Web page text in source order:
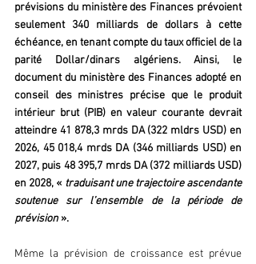
prévisions du ministère des Finances prévoient
seulement 340 milliards de dollars à cette
échéance, en tenant compte du taux officiel de la
parité Dollar/dinars algériens. Ainsi, le
document du ministère des Finances adopté en
conseil des ministres précise que le produit
intérieur brut (PIB) en valeur courante devrait
atteindre 41 878,3 mrds DA (322 mldrs USD) en
2026, 45 018,4 mrds DA (346 milliards USD) en
2027, puis 48 395,7 mrds DA (372 milliards USD)
en 2028, « traduisant une trajectoire ascendante
soutenue sur l’ensemble de la période de
prévision ».
Même la prévision de croissance est prévue